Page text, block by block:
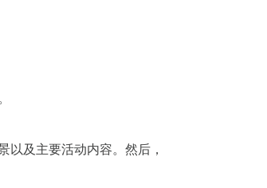
以及主要活动内容。然后，